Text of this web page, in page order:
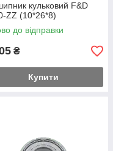
кульковий F&D
ZZ (10*26*8)
до відправки
₴
Купити